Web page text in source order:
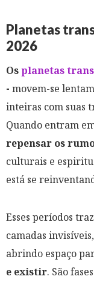
Planetas
2026
Osplanetas
- movem-se
inteiras com suas
Quando entram
repensar os
culturais e
está se
Esses períodos
camadas
abrindo espaço
e existir. São